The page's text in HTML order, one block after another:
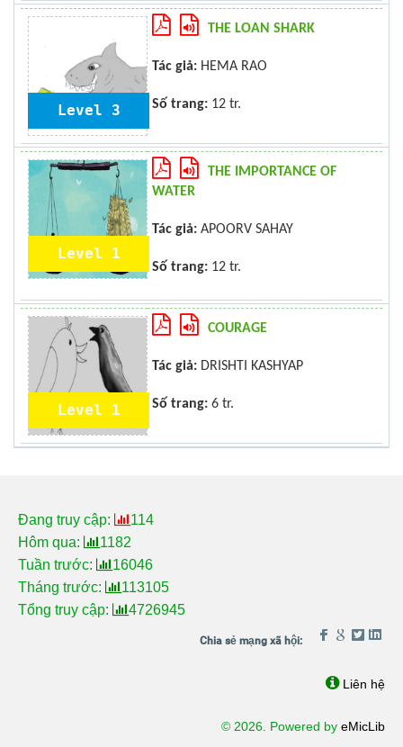
Level 3
THE LOAN SHARK
Tác giả: HEMA RAO
Số trang: 12 tr.
Level 1
THE IMPORTANCE OF
WATER
Tác giả: APOORV SAHAY
Số trang: 12 tr.
Level 1
COURAGE
Tác giả: DRISHTI KASHYAP
Số trang: 6 tr.
Đang truy cập:
114
Hôm qua:
1182
Tuần trước:
16046
Tháng trước:
113105
Tổng truy cập:
4726945
Liên hệ
© 2026. Powered by eMicLib